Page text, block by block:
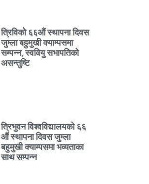
त्रिविको ६६औं स्थापना दिवस
जुम्ला बहुमुखी क्याम्पसमा
सम्पन्न, स्ववियु सभापतिको
असन्तुष्टि
त्रिभुवन विश्वविद्यालयको ६६
औं स्थापना दिवस जुम्ला
बहुमुखी क्याम्पसमा भव्यताका
साथ सम्पन्न